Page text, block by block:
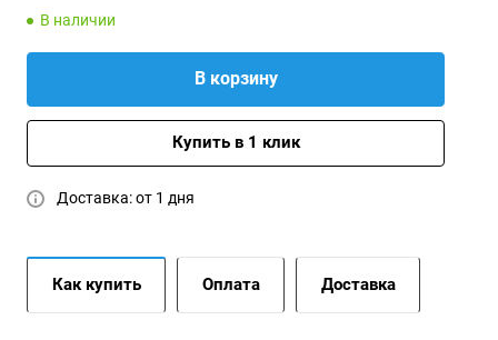
В наличии
В корзину
Купить в 1 клик
Доставка: от 1 дня
Как купить Оплата Доставка